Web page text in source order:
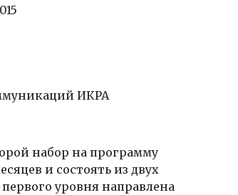
ИКРА
набор на программу
и состоять из двух
уровня направлена